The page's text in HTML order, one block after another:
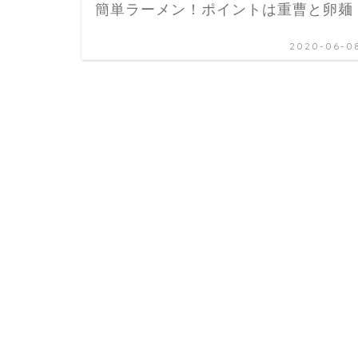
簡単ラーメン！ポイントは重曹と卵麺
2020-06-